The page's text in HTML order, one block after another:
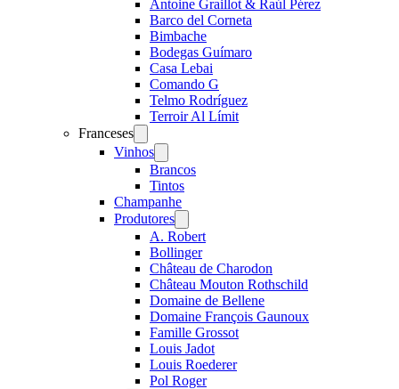
Antoine Graillot & Raúl Pérez
Barco del Corneta
Bimbache
Bodegas Guímaro
Casa Lebai
Comando G
Telmo Rodríguez
Terroir Al Límit
Franceses
menu
Vinhos
menu
Brancos
Tintos
Champanhe
Produtores
menu
A. Robert
Bollinger
Château de Charodon
Château Mouton Rothschild
Domaine de Bellene
Domaine François Gaunoux
Famille Grossot
Louis Jadot
Louis Roederer
Pol Roger